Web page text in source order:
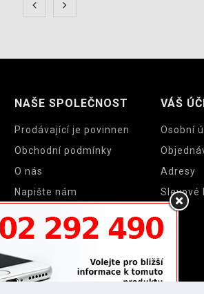
NAŠE SPOLEČNOST
Prodávající je povinnen
Obchodní podmínky
O nás
Napište nám
Prodejny
VÁŠ
Osobní
Adresy
Slevové